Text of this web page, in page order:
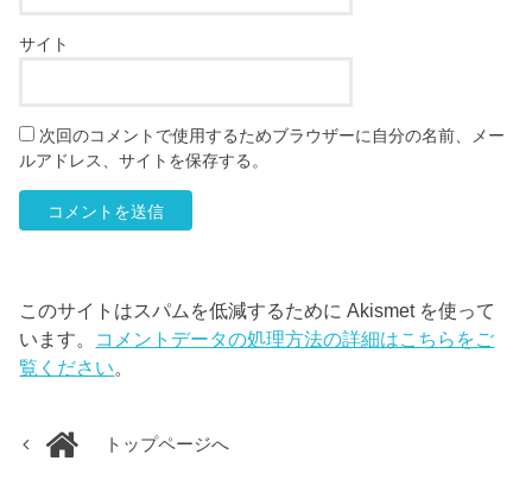
サイト
次回のコメントで使用するためブラウザーに自分の名前、メー
ルアドレス、サイトを保存する。
このサイトはスパムを低減するために Akismet を使って
います。 コメントデータの処理方法の詳細はこちらをご
覧ください。
トップページへ